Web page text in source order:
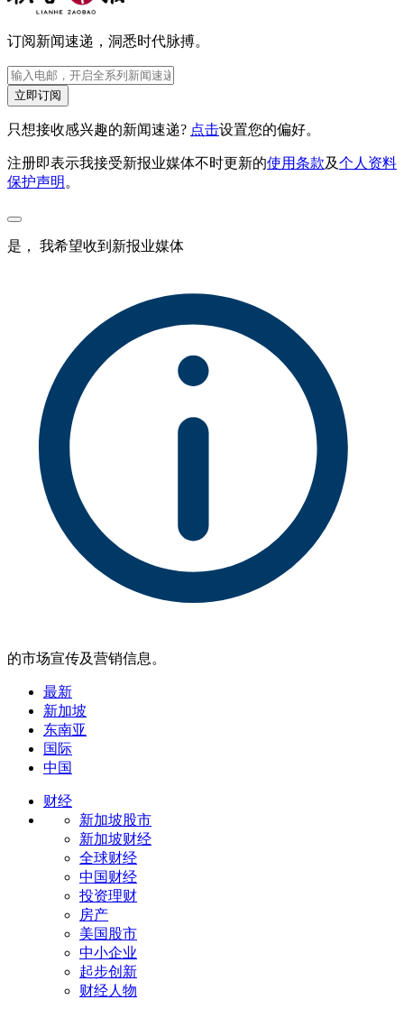
订阅新闻速递，洞悉时代脉搏。
立即订阅
只想接收感兴趣的新闻速递? 点击设置您的偏好。
注册即表示我接受新报业媒体不时更新的使用条款及个人资料
保护声明 。
是， 我希望收到新报业媒体
的市场宣传及营销信息。
最新
新加坡
东南亚
国际
中国
财经
新加坡股市
新加坡财经
全球财经
中国财经
投资理财
房产
美国股市
中小企业
起步创新
财经人物